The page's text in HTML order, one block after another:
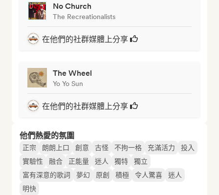
No Church
The Recreationalists
在他們的社群媒體上分享
The Wheel
Yo Yo Sun
在他們的社群媒體上分享
他們熱愛的氛圍
正宗 朗朗上口 創意 古怪 不拘一格 充滿活力
投入
實驗性
融合 正能量 迷人 獨特
獨立
富有深意的歌詞
夢幻 原創 積極 令人驚喜
迷人
明快